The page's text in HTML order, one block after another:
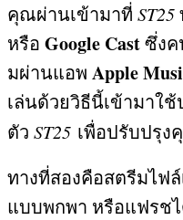
คุณผ่านเข้ามาที่ ST25
หรือ Google Castซึ่งค
มผ่านแอพ Apple
เล่นด้วยวิธีนี้เข้ามาใ
ตัว ST25 เพื่อปรับปรุง
ทางที่สองคือสตรีมไฟ
แบบพกพา หรือแฟรช